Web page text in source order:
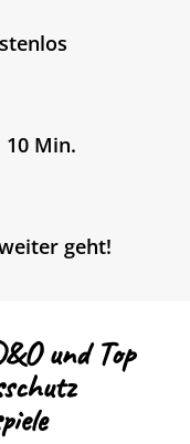
geht!
Min.
und Top